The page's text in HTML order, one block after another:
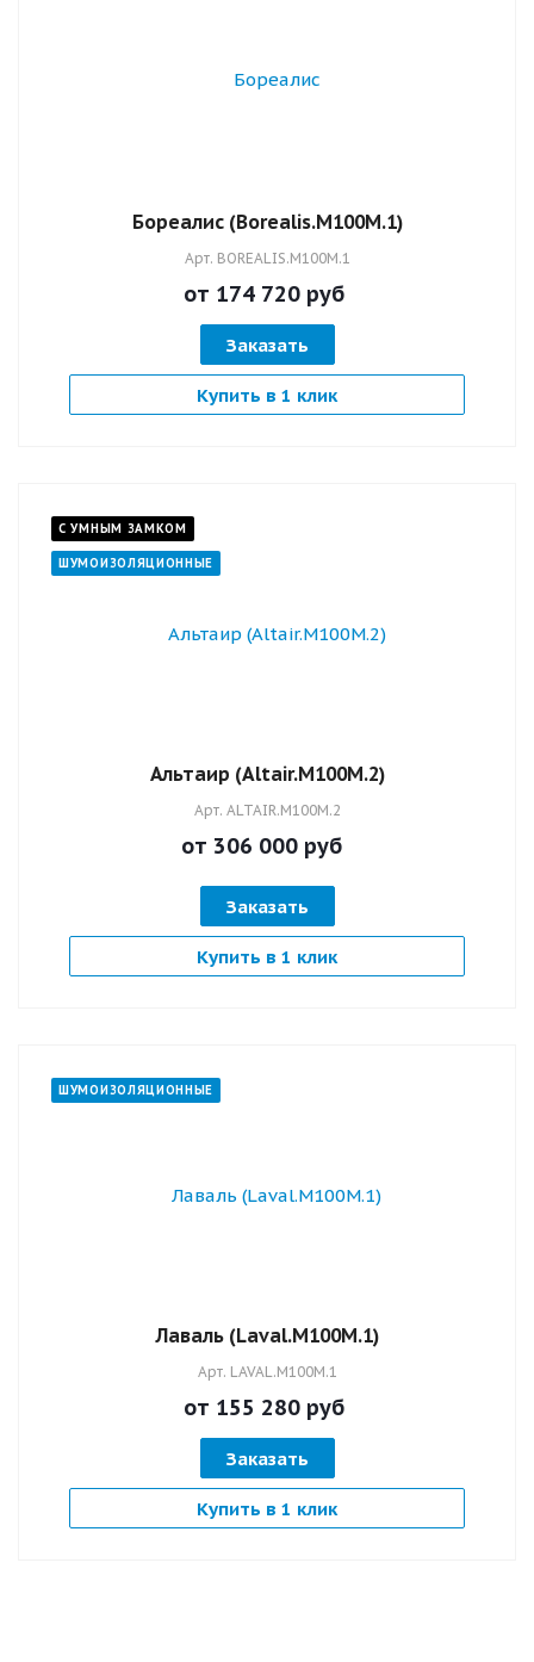
Бореалис (Borealis.M100M.1)
Арт. BOREALIS.M100M.1
от 174 720 руб
Заказать
Купить в 1 клик
С УМНЫМ ЗАМКОМ
ШУМОИЗОЛЯЦИОННЫЕ
Альтаир (Altair.M100M.2)
Арт. ALTAIR.M100M.2
от 306 000 руб
Заказать
Купить в 1 клик
ШУМОИЗОЛЯЦИОННЫЕ
Лаваль (Laval.M100M.1)
Арт. LAVAL.M100M.1
от 155 280 руб
Заказать
Купить в 1 клик